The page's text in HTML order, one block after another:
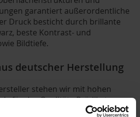
garantiert außerordentliche
Druck besticht durch brillante
beste Kontrast- und
Bildtiefe.
deutscher Herstellung
stehen wir mit hohen
für das Qualitäts-Prädikat
Wir achten stets darauf, dass alle